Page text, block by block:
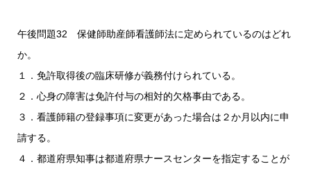
午後問題32 保健師助産師看護師法に定められているのはどれ
か。
１．免許取得後の臨床研修が義務付けられている。
２．心身の障害は免許付与の相対的欠格事由である。
３．看護師籍の登録事項に変更があった場合は２か月以内に申
請する。
４．都道府県知事は都道府県ナースセンターを指定することが